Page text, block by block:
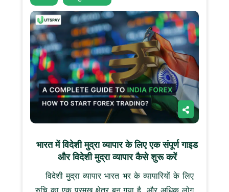
भारत में विदेशी मुद्रा व्यापार के लिए एक संपूर्ण गाइड
और विदेशी मुद्रा व्यापार कैसे शुरू करें
विदेशी मुद्रा व्यापार भारत भर के व्यापारियों के लिए